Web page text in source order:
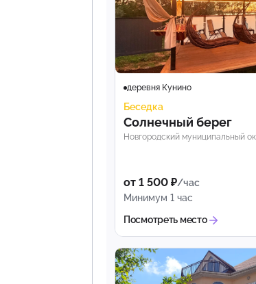
деревня Кунино
Беседка
Солнечный берег
Новгородский муниципальный
от 1 500 ₽/час
Минимум 1 час
Посмотреть место